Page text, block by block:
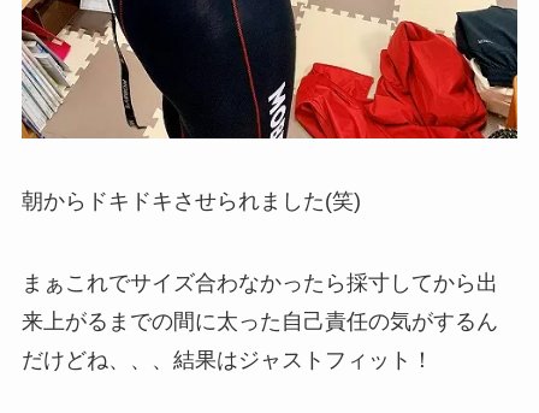
朝からドキドキさせられました(笑)
まぁこれでサイズ合わなかったら採寸してから出
来上がるまでの間に太った自己責任の気がするん
だけどね、、、結果はジャストフィット！